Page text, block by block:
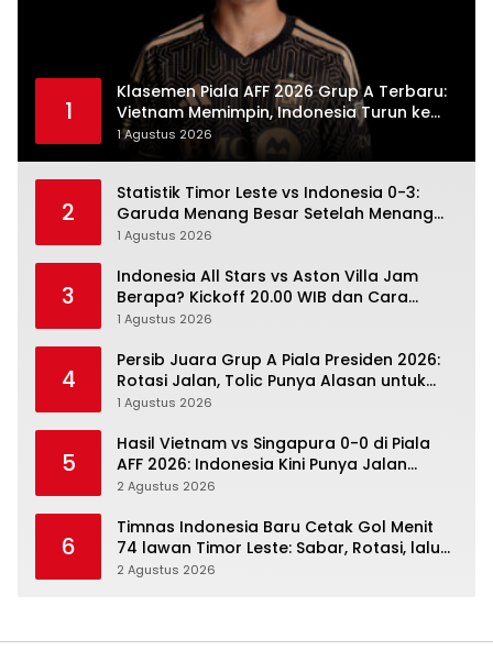
1
Klasemen Piala AFF 2026 Grup A Terbaru:
Vietnam Memimpin, Indonesia Turun ke
Posisi Tiga
1 Agustus 2026
2
Statistik Timor Leste vs Indonesia 0-3:
Garuda Menang Besar Setelah Menang
Angka Lebih Dulu
1 Agustus 2026
3
Indonesia All Stars vs Aston Villa Jam
Berapa? Kickoff 20.00 WIB dan Cara
Nonton Resminya
1 Agustus 2026
4
Persib Juara Grup A Piala Presiden 2026:
Rotasi Jalan, Tolic Punya Alasan untuk
Percaya
1 Agustus 2026
5
Hasil Vietnam vs Singapura 0-0 di Piala
AFF 2026: Indonesia Kini Punya Jalan
Terbuka
2 Agustus 2026
6
Timnas Indonesia Baru Cetak Gol Menit
74 lawan Timor Leste: Sabar, Rotasi, lalu
Pecah
2 Agustus 2026